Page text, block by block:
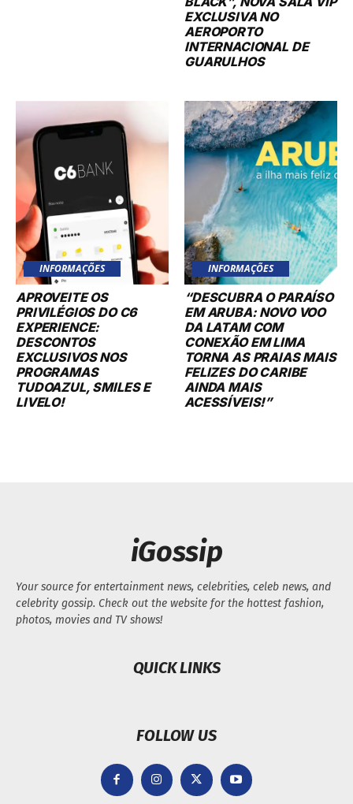
EXCLUSIVA NO
AEROPORTO
INTERNACIONAL DE
GUARULHOS
INFORMAÇÕES
APROVEITE OS
PRIVILÉGIOS DO C6
EXPERIENCE:
DESCONTOS
EXCLUSIVOS NOS
PROGRAMAS
TUDOAZUL, SMILES E
LIVELO!
INFORMAÇÕES
“DESCUBRA O PARAÍSO
EM ARUBA: NOVO VOO
DA LATAM COM
CONEXÃO EM LIMA
TORNA AS PRAIAS MAIS
FELIZES DO CARIBE
AINDA MAIS
ACESSÍVEIS!”
iGossip
Your source for entertainment news, celebrities, celeb news, and
celebrity gossip. Check out the website for the hottest fashion,
photos, movies and TV shows!
QUICK LINKS
FOLLOW US